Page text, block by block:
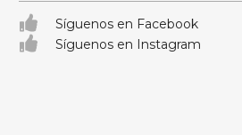
Síguenos en Facebook
Síguenos en Instagram